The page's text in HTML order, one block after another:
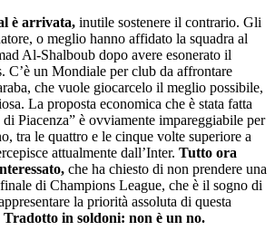
è arrivata, inutile sostenere il contrario. Gli
o meglio hanno affidato la squadra al
Al-Shalboub dopo avere esonerato il
C’è un Mondiale per club da affrontare
che vuole giocarcelo il meglio possibile,
La proposta economica che è stata fatta
di Piacenza” è ovviamente impareggiabile per
tra le quattro e le cinque volte superiore a
attualmente dall’Inter. Tutto ora
che ha chiesto di non prendere una
di Champions League, che è il sogno di
la priorità assoluta di questa
Tradotto in soldoni: non è un no.